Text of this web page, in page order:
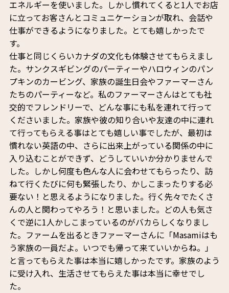
エネルギーを使いました。しかし慣れてくると1人でお店
に立ってお客さんとコミュニケーションが取れ、会話や
仕事ができるようになりました。とても嬉しかったで
す。
仕事と同じくらいカナダの文化も体験させてもらえまし
た。サンクスギビングのパーティーやハロウィンのパン
プキンのカービング、家族の誕生日会やファーマーさん
たちのパーティーなど。私のファーマーさんはとても社
交的でフレンドリーで、どんな事にも私を連れて行って
くださいました。家族や彼の知り合いや友達の中に連れ
て行ってもらえる事はとても嬉しい事でしたが、最初は
慣れない英語の中、さらに出来上がっている関係の中に
入り込むことができず、どうしていいか分かりませんで
した。しかし何度も色んな人に会わせてもらったり、訪
ねて行くたびに何も緊張したり、かしこまったりする必
要ない！と思えるようになりました。行く先々でたくさ
んの人と関わってやろう！と思いました。どの人も気さ
くで逆に1人かしこまっているのがバカらしくなりまし
た。ファームを出るときファーマーさんに「Masamiはも
う家族の一員だよ。いつでも帰って来ていいからね。」
と言ってもらえた事は本当に嬉しかったです。家族のよう
に受け入れ、生活させてもらえた事は本当に幸せでし
た。